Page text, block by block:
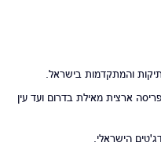
שירות בפריסה ארצית מאילת בדרום ועד עין
הישראלי.